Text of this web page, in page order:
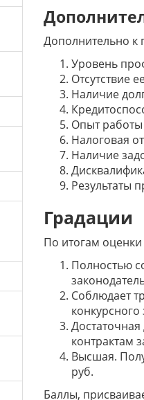
Дополнительно
Уровень
Отсутствие
Наличие
Опыт работы
Налоговая
Наличие
Результаты
Градации
По итогам
Полностью
Соблюдает
контрактам
Высшая.
руб.
Баллы,